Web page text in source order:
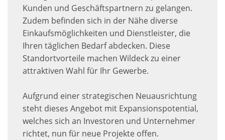
Kunden und Geschäftspartnern zu gelangen.
Zudem befinden sich in der Nähe diverse
Einkaufsmöglichkeiten und Dienstleister, die
Ihren täglichen Bedarf abdecken. Diese
Standortvorteile machen Wildeck zu einer
attraktiven Wahl für Ihr Gewerbe.
Aufgrund einer strategischen Neuausrichtung
steht dieses Angebot mit Expansionspotential,
welches sich an Investoren und Unternehmer
richtet, nun für neue Projekte offen.